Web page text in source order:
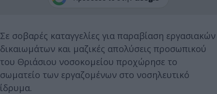
Σε σοβαρές καταγγελίες για παραβίαση εργασιακών
δικαιωμάτων και μαζικές απολύσεις προσωπικού
του Θριάσιου νοσοκομείου προχώρησε το
σωματείο των εργαζομένων στο νοσηλευτικό
ίδρυμα.